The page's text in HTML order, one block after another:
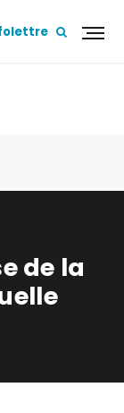
de la